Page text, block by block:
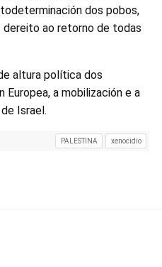
dos pobos,
dereito ao retorno de todas
altura política dos
Europea, a mobilización e a
Israel.
PALESTINA xenocidio